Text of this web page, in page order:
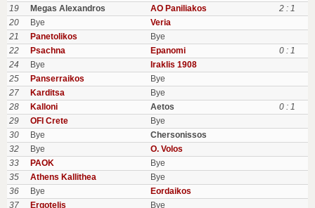
19
Megas Alexandros AO Paniliakos
2 : 1
20
Bye
Veria
21
Panetolikos
Bye
22
Psachna Epanomi
0 : 1
24
Bye
Iraklis 1908
25
Panserraikos
Bye
27
Karditsa
Bye
28
Kalloni Aetos
0 : 1
29
OFI Crete
Bye
30
Bye
Chersonissos
32
Bye
O. Volos
33
PAOK
Bye
35
Athens Kallithea
Bye
36
Bye
Eordaikos
37
Ergotelis
Bye